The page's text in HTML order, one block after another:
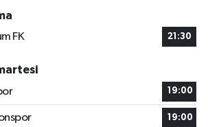
FK
21:30
19:00
19:00